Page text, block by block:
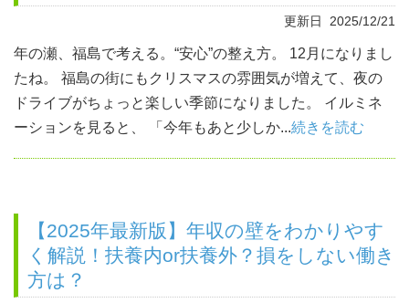
更新日 2025/12/21
年の瀬、福島で考える。“安心”の整え方。 12月になりまし
たね。 福島の街にもクリスマスの雰囲気が増えて、夜の
ドライブがちょっと楽しい季節になりました。 イルミネ
ーションを見ると、 「今年もあと少しか...続きを読む
【2025年最新版】年収の壁をわかりやす
く解説！扶養内or扶養外？損をしない働き
方は？